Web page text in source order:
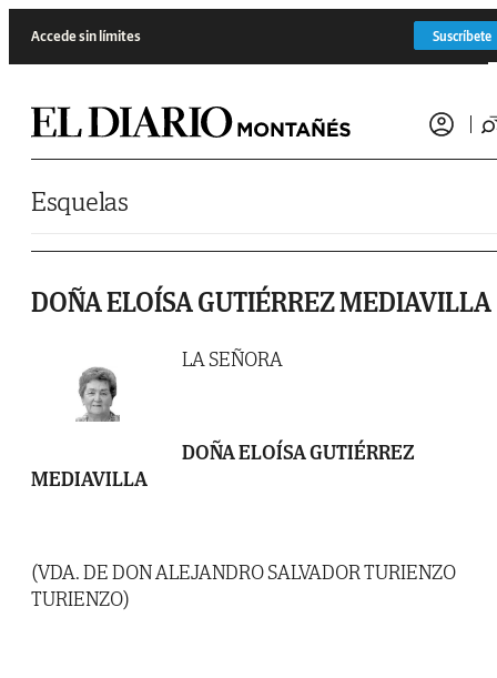
Accede sin límites Suscríbete
Esquelas
DOÑA ELOÍSA GUTIÉRREZ MEDIAVILLA
LA SEÑORA
DOÑA ELOÍSA GUTIÉRREZ
MEDIAVILLA
(VDA. DE DON ALEJANDRO SALVADOR TURIENZO
TURIENZO)